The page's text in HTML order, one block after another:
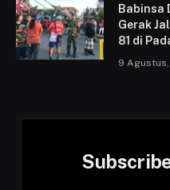
Babinsa
Gerak
81 di
9